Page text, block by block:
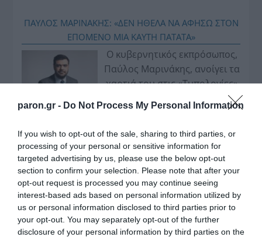
paron.gr - Do Not Process My Personal Information
If you wish to opt-out of the sale, sharing to third parties, or
processing of your personal or sensitive information for
targeted advertising by us, please use the below opt-out
section to confirm your selection. Please note that after your
opt-out request is processed you may continue seeing
interest-based ads based on personal information utilized by
us or personal information disclosed to third parties prior to
your opt-out. You may separately opt-out of the further
disclosure of your personal information by third parties on the
ΠΑΥΛΟΣ ΜΑΡΙΝΑΚΗΣ: «ΔΕΝ ΗΘΕΛΑ ΝΑ ΑΦΗΣΩ ΣΤΟΝ
ΕΠΟΜΕΝΟ ΜΙΑ ΚΑΥΤΗ ΠΑΤΑΤΑ»
Ο κυβερνητικός εκπρόσωπος,
Παύλος Μαρινάκης, ανοίγει τα
χαρτιά του στις «Τυπολογίες»
σε ένα vidcast που μιλάει για
τις μεγάλες τομές στον χώρο
των Μέσων Μαζικής
Ενημέρωσης. Σε μια εφ’ όλης της ύλης
συνέντευξη στον Βασίλη Κουφόπουλο, αναλύει
το χρονοδιάγραμμα για τις περιφερειακές και
ραδιοφωνικές άδειες, το πακέτο στήριξης των 80
εκατομμυρίων ευρώ για τον Τύπο, αλλά και την
πρωτοβουλία για την άρση της ανωνυμίας στο
διαδίκτυο.